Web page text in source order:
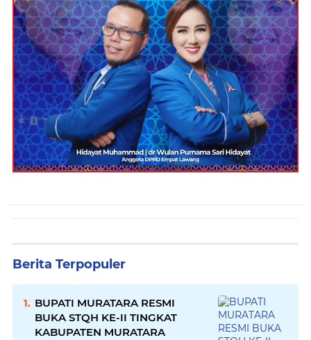
Berita Terpopuler
BUPATI MURATARA RESMI
BUKA STQH KE-II TINGKAT
KABUPATEN MURATARA